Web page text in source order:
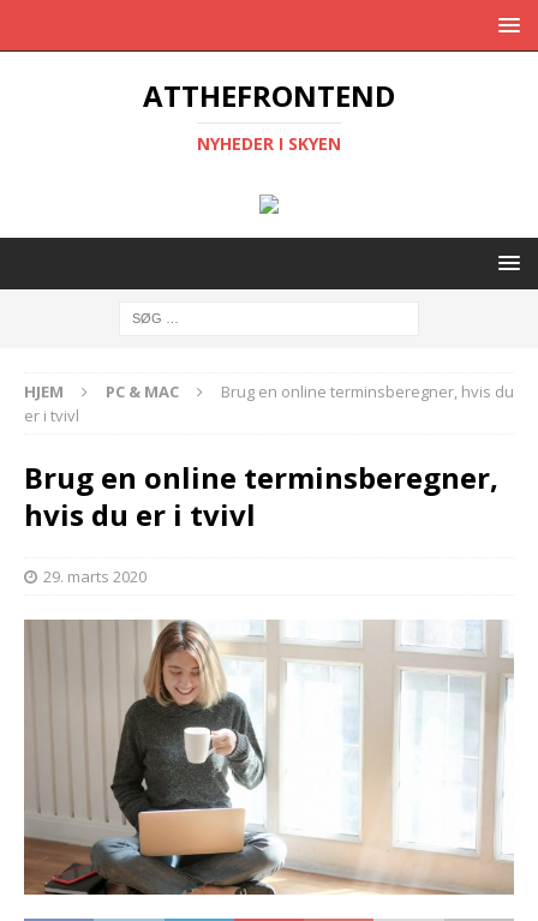
ATTHEFRONTEND
NYHEDER I SKYEN
HJEM PC & MAC
Brug en online terminsberegner, hvis du
er i tvivl
Brug en online terminsberegner,
hvis du er i tvivl
29. marts 2020